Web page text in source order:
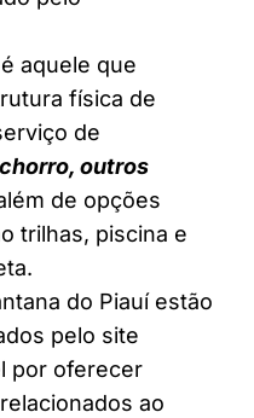
aquele que
física de
de
outros
de opções
trilhas, piscina e
do Piauí estão
pelo site
por oferecer
ao